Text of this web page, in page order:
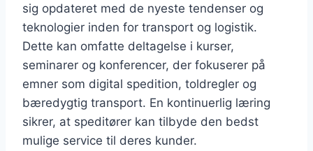
sig opdateret med de nyeste tendenser og
teknologier inden for transport og logistik.
Dette kan omfatte deltagelse i kurser,
seminarer og konferencer, der fokuserer på
emner som digital spedition, toldregler og
bæredygtig transport. En kontinuerlig læring
sikrer, at speditører kan tilbyde den bedst
mulige service til deres kunder.